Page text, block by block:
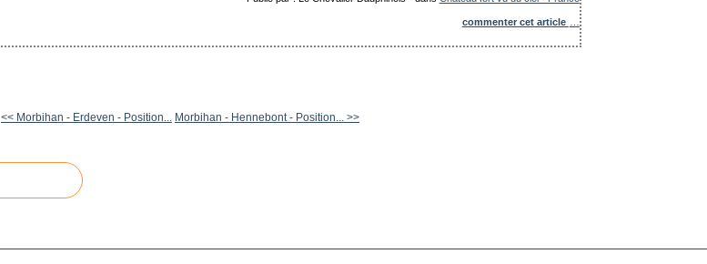
commenter cet article
<< Morbihan - Erdeven - Position... Morbihan - Hennebont - Position... >>